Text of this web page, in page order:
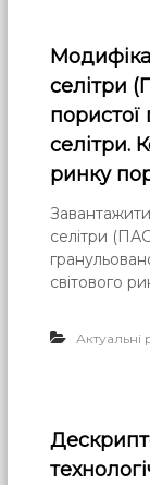
селітри
пористої
селітри.
ринку
селітри
світового